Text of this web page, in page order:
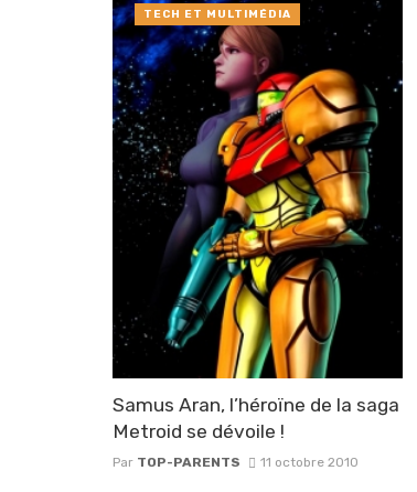
Samus Aran, l’héroïne de la saga
Metroid se dévoile !
Par TOP-PARENTS 11 octobre 2010
TECH ET MULTIMÉDIA